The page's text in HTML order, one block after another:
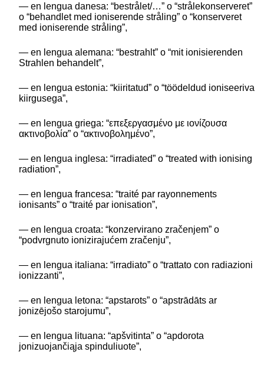
— en lengua danesa: “bestrålet/…” o “strålekonserveret”
o “behandlet med ioniserende stråling” o “konserveret
med ioniserende stråling”,
— en lengua alemana: “bestrahlt” o “mit ionisierenden
Strahlen behandelt”,
— en lengua estonia: “kiiritatud” o “töödeldud ioniseeriva
kiirgusega”,
— en lengua griega: “επεξεργασμένο με ιονίζουσα
ακτινοβολία” o “ακτινοβολημένο”,
— en lengua inglesa: “irradiated” o “treated with ionising
radiation”,
— en lengua francesa: “traité par rayonnements
ionisants” o “traité par ionisation”,
— en lengua croata: “konzervirano zračenjem” o
“podvrgnuto ionizirajućem zračenju”,
— en lengua italiana: “irradiato” o “trattato con radiazioni
ionizzanti”,
— en lengua letona: “apstarots” o “apstrādāts ar
jonizējošo starojumu”,
— en lengua lituana: “apšvitinta” o “apdorota
jonizuojančiąja spinduliuote”,